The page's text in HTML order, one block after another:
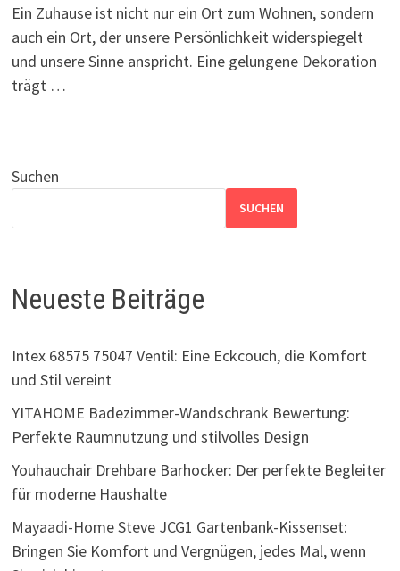
Ein Zuhause ist nicht nur ein Ort zum Wohnen, sondern
auch ein Ort, der unsere Persönlichkeit widerspiegelt
und unsere Sinne anspricht. Eine gelungene Dekoration
trägt …
Suchen
SUCHEN
Neueste Beiträge
Intex 68575 75047 Ventil: Eine Eckcouch, die Komfort
und Stil vereint
YITAHOME Badezimmer-Wandschrank Bewertung:
Perfekte Raumnutzung und stilvolles Design
Youhauchair Drehbare Barhocker: Der perfekte Begleiter
für moderne Haushalte
Mayaadi-Home Steve JCG1 Gartenbank-Kissenset:
Bringen Sie Komfort und Vergnügen, jedes Mal, wenn